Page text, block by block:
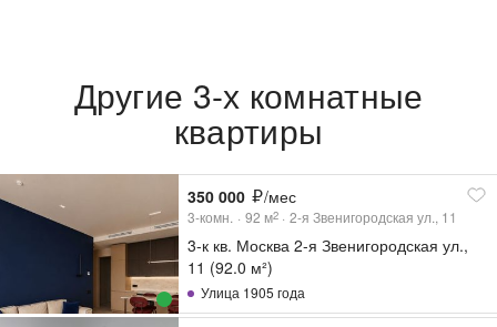
Другие 3-х комнатные
квартиры
350 000 /мес
3-комн. 92 м2 2-я Звенигородская ул., 11
3-к кв. Москва 2-я Звенигородская ул.,
11 (92.0 м²)
Улица 1905 года